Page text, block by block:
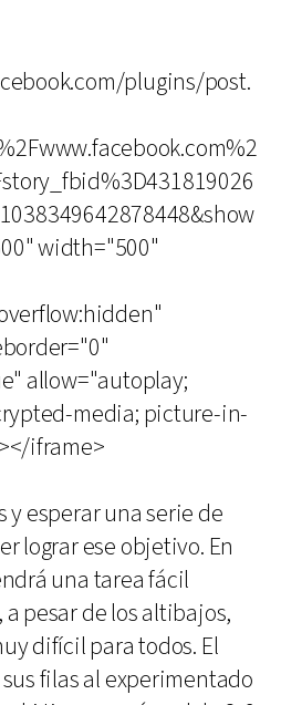
plugins/post.
width="500"
allow="autoplay;
media; picture-in-
iframe>
y esperar una serie de
lograr ese objetivo. En
una tarea fácil
pesar de los altibajos,
difícil para todos. El
filas al experimentado